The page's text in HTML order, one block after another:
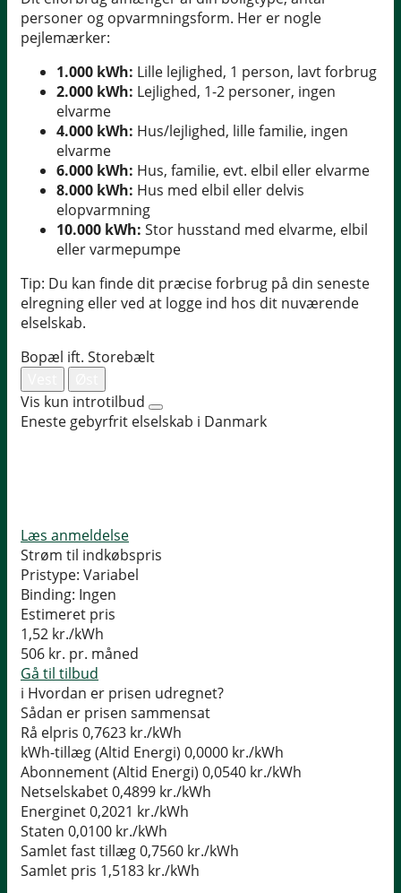
personer og opvarmningsform. Her er nogle
pejlemærker:
1.000 kWh: Lille lejlighed, 1 person, lavt forbrug
2.000 kWh: Lejlighed, 1-2 personer, ingen
elvarme
4.000 kWh: Hus/lejlighed, lille familie, ingen
elvarme
6.000 kWh: Hus, familie, evt. elbil eller elvarme
8.000 kWh: Hus med elbil eller delvis
elopvarmning
10.000 kWh: Stor husstand med elvarme, elbil
eller varmepumpe
Tip: Du kan finde dit præcise forbrug på din seneste
elregning eller ved at logge ind hos dit nuværende
elselskab.
Bopæl ift. Storebælt
Vis kun introtilbud
Eneste gebyrfrit elselskab i Danmark
Læs anmeldelse
Strøm til indkøbspris
Pristype: Variabel
Binding: Ingen
Estimeret pris
1,52 kr./kWh
506 kr. pr. måned
Gå til tilbud
i Hvordan er prisen udregnet?
Sådan er prisen sammensat
Rå elpris 0,7623 kr./kWh
kWh-tillæg (Altid Energi) 0,0000 kr./kWh
Abonnement (Altid Energi) 0,0540 kr./kWh
Netselskabet0,4899 kr./kWh
Energinet0,2021 kr./kWh
Staten 0,0100 kr./kWh
Samlet fast tillæg0,7560 kr./kWh
Samlet pris 1,5183 kr./kWh